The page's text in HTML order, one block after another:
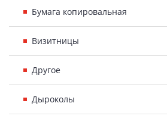
Бумага копировальная
Визитницы
Другое
Дыроколы